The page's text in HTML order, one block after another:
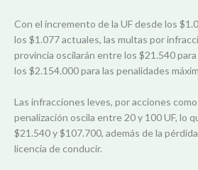
Con el incremento de la UF desde los
los $1.077 actuales, las multas por
provincia oscilarán entre los $21.540
los $2.154.000 para las penalidades
Las infracciones leves, por acciones
penalización oscila entre 20 y 100 UF, lo
$21.540 y $107.700, además de la
licencia de conducir.